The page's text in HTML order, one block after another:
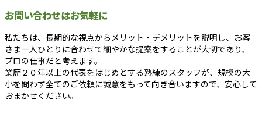
お問い合わせはお気軽に
私たちは、長期的な視点からメリット・デメリットを説明し、お客
さま一人ひとりに合わせて細やかな提案をすることが大切であり、
プロの仕事だと考えます。
業歴２０年以上の代表をはじめとする熟練のスタッフが、規模の大
小を問わず全てのご依頼に誠意をもって向き合いますので、安心して
おまかせください。